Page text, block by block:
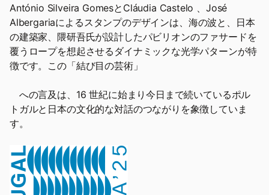
António Silveira GomesとCláudia Castelo 、José
Albergariaによるスタンプのデザインは、海の波と、日本
の建築家、隈研吾氏が設計したパビリオンのファサードを
覆うロープを想起させるダイナミックな光学パターンが特
徴です。この「結び目の芸術」
への言及は、16 世紀に始まり今日まで続いているポル
トガルと日本の文化的な対話のつながりを象徴していま
す。